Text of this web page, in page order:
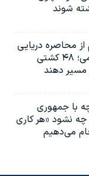
شوند
از محاصره دریایی
علیه جمهوری اسلامی؛ ۴۸ کشتی
مسیر دهند
با جمهوری
نشود «هر کاری
می‌دهیم